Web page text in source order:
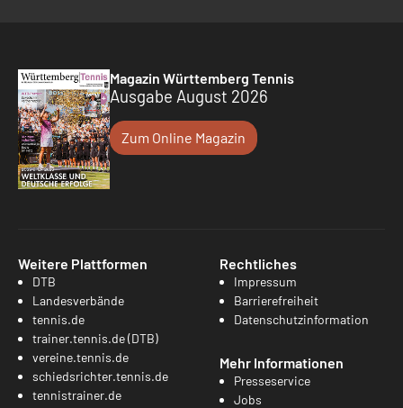
Magazin Württemberg Tennis
Ausgabe August 2026
Zum Online Magazin
Weitere Plattformen
DTB
Landesverbände
tennis.de
trainer.tennis.de (DTB)
vereine.tennis.de
schiedsrichter.tennis.de
tennistrainer.de
Rechtliches
Impressum
Barrierefreiheit
Datenschutzinformation
Mehr Informationen
Presseservice
Jobs